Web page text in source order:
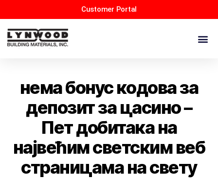
Customer Portal
нема бонус кодова за
депозит за цасино –
Пет добитака на
највећим светским веб
страницама на свету